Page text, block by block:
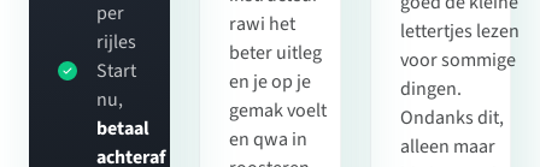
lettertjes lezen
voor sommige
dingen.
Ondanks dit,
alleen maar
rawi het
beter uitleg
en je op je
gemak voelt
en qwa in
per
rijles
Start
nu,
betaal
achteraf